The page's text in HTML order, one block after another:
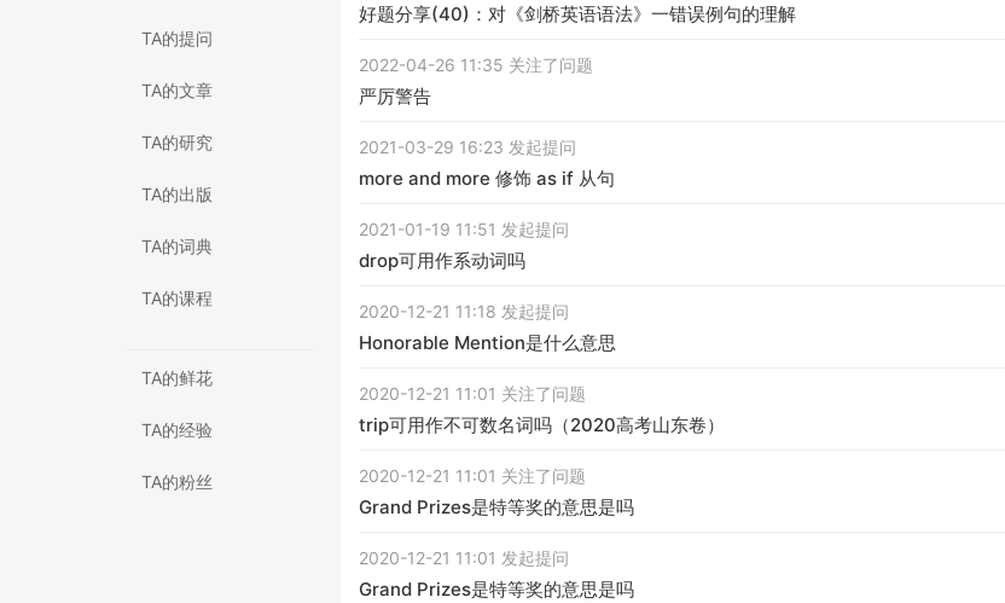
TA的提问
TA的文章
TA的研究
TA的出版
TA的词典
TA的课程
TA的鲜花
TA的经验
TA的粉丝
好题分享(40)：对《剑桥英语语法》一错误例句的理解
2022-04-26 11:35 关注了问题
严厉警告
2021-03-29 16:23 发起提问
more and more 修饰 as if 从句
2021-01-19 11:51 发起提问
drop可用作系动词吗
2020-12-21 11:18 发起提问
Honorable Mention是什么意思
2020-12-21 11:01 关注了问题
trip可用作不可数名词吗（2020高考山东卷）
2020-12-21 11:01 关注了问题
Grand Prizes是特等奖的意思是吗
2020-12-21 11:01 发起提问
Grand Prizes是特等奖的意思是吗